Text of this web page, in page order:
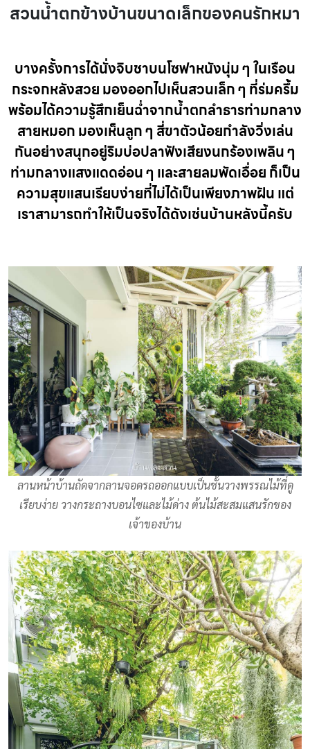
สวนน้ำตกข้างบ้านขนาดเล็กของคนรักหมา
บางครั้งการได้นั่งจิบชาบนโซฟาหนังนุ่ม ๆ ในเรือน
กระจกหลังสวย มองออกไปเห็นสวนเล็ก ๆ ที่ร่มครึ้ม
พร้อมได้ความรู้สึกเย็นฉ่ำจากน้ำตกลำธารท่ามกลาง
สายหมอก มองเห็นลูก ๆ สี่ขาตัวน้อยกำลังวิ่งเล่น
กันอย่างสนุกอยู่ริมบ่อปลาฟังเสียงนกร้องเพลิน ๆ
ท่ามกลางแสงแดดอ่อน ๆ และสายลมพัดเอื่อย ก็เป็น
ความสุขแสนเรียบง่ายที่ไม่ได้เป็นเพียงภาพฝัน แต่
เราสามารถทำให้เป็นจริงได้ดังเช่นบ้านหลังนี้ครับ
ลานหน้าบ้านถัดจากลานจอดรถออกแบบเป็นชั้นวางพรรณไม้ที่ดู
เรียบง่าย วางกระถางบอนไซและไม้ด่าง ต้นไม้สะสมแสนรักของ
เจ้าของบ้าน